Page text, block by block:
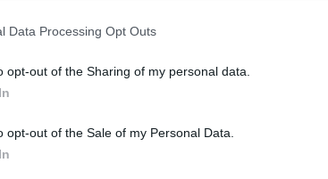
Data Processing Opt Outs
opt-out of the Sharing of my personal data.
opt-out of the Sale of my Personal Data.
vibrantes y personalizados. Juntos,
solo celebra el sabor, sino también el